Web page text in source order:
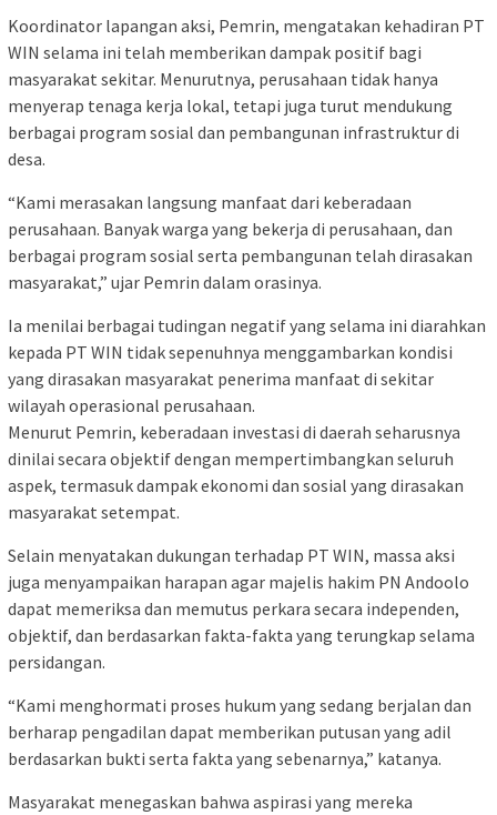
Koordinator lapangan aksi, Pemrin, mengatakan kehadiran PT
WIN selama ini telah memberikan dampak positif bagi
masyarakat sekitar. Menurutnya, perusahaan tidak hanya
menyerap tenaga kerja lokal, tetapi juga turut mendukung
berbagai program sosial dan pembangunan infrastruktur di
desa.
“Kami merasakan langsung manfaat dari keberadaan
perusahaan. Banyak warga yang bekerja di perusahaan, dan
berbagai program sosial serta pembangunan telah dirasakan
masyarakat,” ujar Pemrin dalam orasinya.
Ia menilai berbagai tudingan negatif yang selama ini diarahkan
kepada PT WIN tidak sepenuhnya menggambarkan kondisi
yang dirasakan masyarakat penerima manfaat di sekitar
wilayah operasional perusahaan.
Menurut Pemrin, keberadaan investasi di daerah seharusnya
dinilai secara objektif dengan mempertimbangkan seluruh
aspek, termasuk dampak ekonomi dan sosial yang dirasakan
masyarakat setempat.
Selain menyatakan dukungan terhadap PT WIN, massa aksi
juga menyampaikan harapan agar majelis hakim PN Andoolo
dapat memeriksa dan memutus perkara secara independen,
objektif, dan berdasarkan fakta-fakta yang terungkap selama
persidangan.
“Kami menghormati proses hukum yang sedang berjalan dan
berharap pengadilan dapat memberikan putusan yang adil
berdasarkan bukti serta fakta yang sebenarnya,” katanya.
Masyarakat menegaskan bahwa aspirasi yang mereka